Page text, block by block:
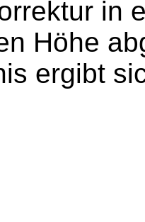
in
Höhe
ergibt